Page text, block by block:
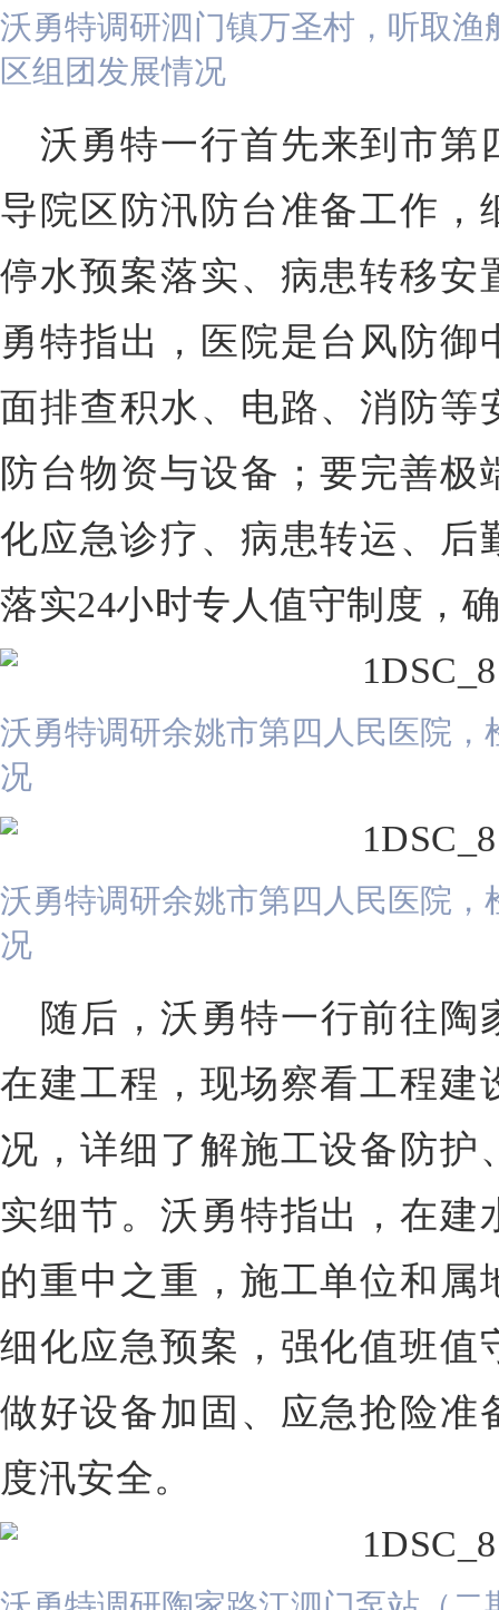
沃勇特调研泗门镇万圣村，听取
区组团发展情况
沃勇特一行首先来到市第
导院区防汛防台准备工作，
停水预案落实、病患转移安
勇特指出，医院是台风防
面排查积水、电路、消防等
防台物资与设备；要完善
化应急诊疗、病患转运、后
落实24小时专人值守制度，
沃勇特调研余姚市第四人民医院
况
沃勇特调研余姚市第四人民医院
况
随后，沃勇特一行前往
在建工程，现场察看工程建
况，详细了解施工设备防护
实细节。沃勇特指出，在建
的重中之重，施工单位和属
细化应急预案，强化值班值
做好设备加固、应急抢险准
度汛安全。